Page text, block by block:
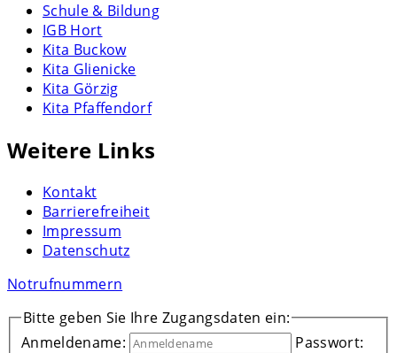
Schule & Bildung
IGB Hort
Kita Buckow
Kita Glienicke
Kita Görzig
Kita Pfaffendorf
Weitere Links
Kontakt
Barrierefreiheit
Impressum
Datenschutz
Notrufnummern
Bitte geben Sie Ihre Zugangsdaten ein:
Anmeldename:
Passwort: